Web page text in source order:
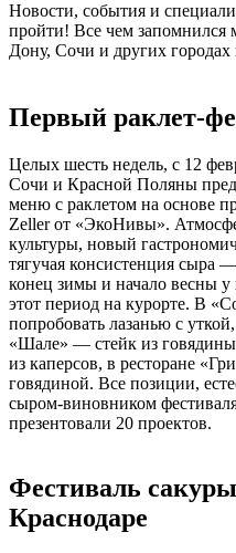
Новости, события и
пройти! Все чем запомнился
Дону, Сочи и других городах
Первый раклет-
Целых шесть недель, с 12
Сочи и Красной Поляны
меню с раклетом на основе
Zeller от «ЭкоНивы».
культуры, новый
тягучая консистенция сыра
конец зимы и начало весны у
этот период на курорте. В
попробовать лазанью с
«Шале» — стейк из говядины
из каперсов, в ресторане
говядиной. Все позиции,
сыром-виновником
презентовали 20 проектов.
Фестиваль
Краснодаре